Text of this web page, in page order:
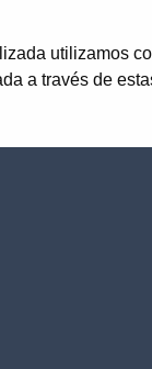
utilizamos
a través de